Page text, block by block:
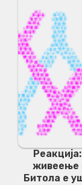
живеење
Битола е